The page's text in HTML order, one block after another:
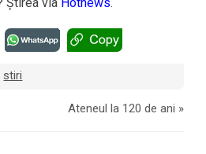
stiri
Ateneul la 120 de ani »